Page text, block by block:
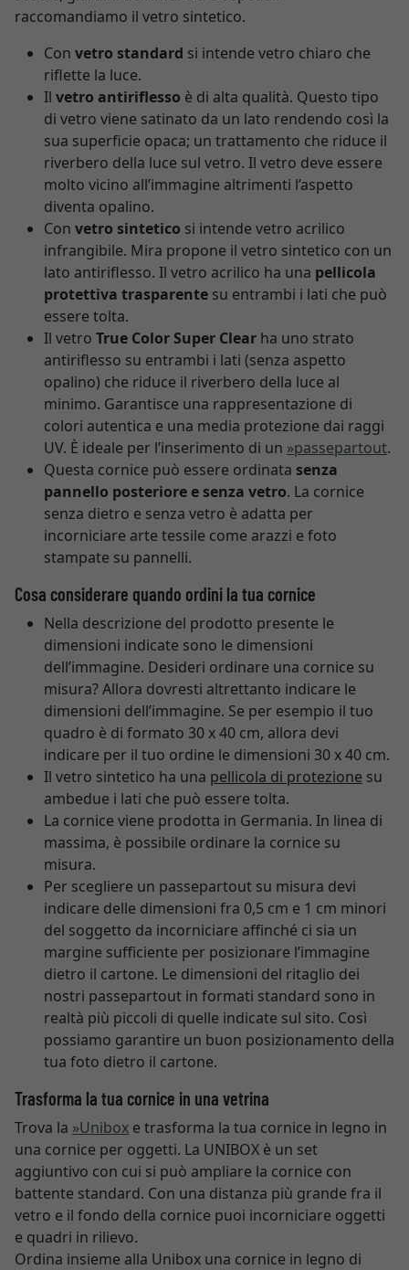
raccomandiamo il vetro sintetico.
Con vetro standard si intende vetro chiaro che
riflette la luce.
Il vetro antiriflesso è di alta qualità. Questo tipo
di vetro viene satinato da un lato rendendo così la
sua superficie opaca; un trattamento che riduce il
riverbero della luce sul vetro. Il vetro deve essere
molto vicino all’immagine altrimenti l’aspetto
diventa opalino.
Con vetro sintetico si intende vetro acrilico
infrangibile. Mira propone il vetro sintetico con un
lato antiriflesso. Il vetro acrilico ha una pellicola
protettiva trasparente su entrambi i lati che può
essere tolta.
Il vetro True Color Super Clear ha uno strato
antiriflesso su entrambi i lati (senza aspetto
opalino) che riduce il riverbero della luce al
minimo. Garantisce una rappresentazione di
colori autentica e una media protezione dai raggi
UV. È ideale per l’inserimento di un »passepartout.
Questa cornice può essere ordinata senza
pannello posteriore e senza vetro. La cornice
senza dietro e senza vetro è adatta per
incorniciare arte tessile come arazzi e foto
stampate su pannelli.
Cosa considerare quando ordini la tua cornice
Nella descrizione del prodotto presente le
dimensioni indicate sono le dimensioni
dell’immagine. Desideri ordinare una cornice su
misura? Allora dovresti altrettanto indicare le
dimensioni dell’immagine. Se per esempio il tuo
quadro è di formato 30 x 40 cm, allora devi
indicare per il tuo ordine le dimensioni 30 x 40 cm.
Il vetro sintetico ha una pellicola di protezione su
ambedue i lati che può essere tolta.
La cornice viene prodotta in Germania. In linea di
massima, è possibile ordinare la cornice su
misura.
Per scegliere un passepartout su misura devi
indicare delle dimensioni fra 0,5 cm e 1 cm minori
del soggetto da incorniciare affinché ci sia un
margine sufficiente per posizionare l’immagine
dietro il cartone. Le dimensioni del ritaglio dei
nostri passepartout in formati standard sono in
realtà più piccoli di quelle indicate sul sito. Così
possiamo garantire un buon posizionamento della
tua foto dietro il cartone.
Trasforma la tua cornice in una vetrina
Trova la »Unibox e trasforma la tua cornice in legno in
una cornice per oggetti. La UNIBOX è un set
aggiuntivo con cui si può ampliare la cornice con
battente standard. Con una distanza più grande fra il
vetro e il fondo della cornice puoi incorniciare oggetti
e quadri in rilievo.
Ordina insieme alla Unibox una cornice in legno di